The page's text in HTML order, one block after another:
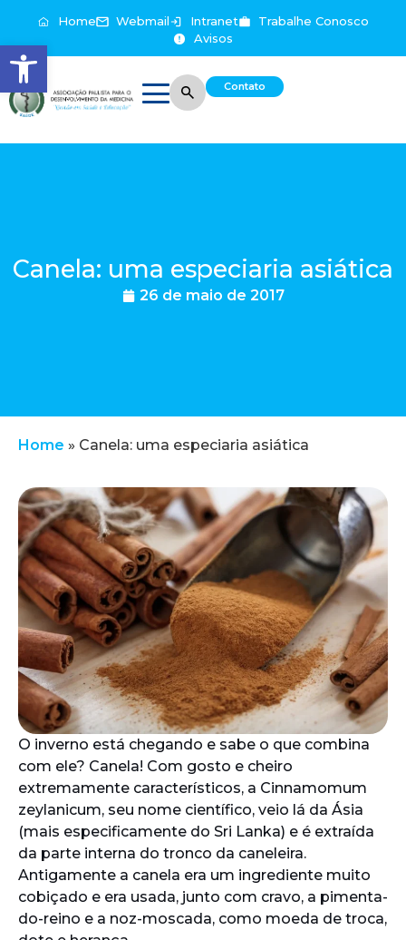
Abrir a barra de ferramentas
Home Webmail Intranet
Trabalhe Conosco
Avisos
Contato
Canela: uma especiaria asiática
26 de maio de 2017
Home » Canela: uma especiaria asiática
O inverno está chegando e sabe o que combina
com ele? Canela! Com gosto e cheiro
extremamente característicos, a Cinnamomum
zeylanicum, seu nome científico, veio lá da Ásia
(mais especificamente do Sri Lanka) e é extraída
da parte interna do tronco da caneleira.
Antigamente a canela era um ingrediente muito
cobiçado e era usada, junto com cravo, a pimenta-
do-reino e a noz-moscada, como moeda de troca,